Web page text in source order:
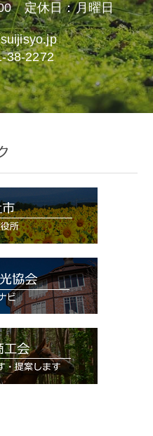
定休日：月曜日
38-2272